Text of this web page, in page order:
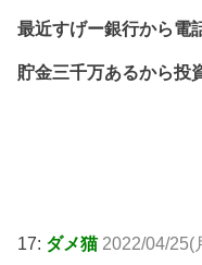
最近すげー銀行から電
貯金三千万あるから投
17: ダメ猫 2022/04/25(